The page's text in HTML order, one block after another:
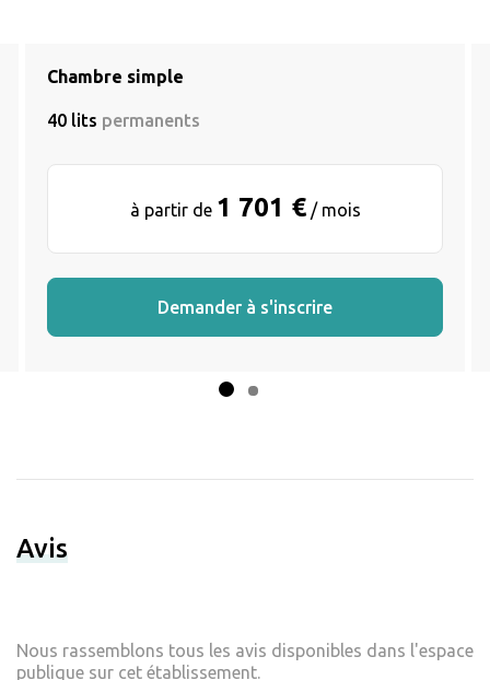
Chambre simple
40 lits permanents
à partir de 1 701 €/ mois
Demander à s'inscrire
Avis
Nous rassemblons tous les avis disponibles dans l'espace
publique sur cet établissement.